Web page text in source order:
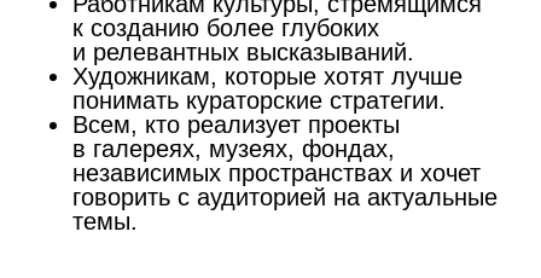
к созданию более глубоких
и релевантных высказываний.
Художникам, которые хотят лучше
понимать кураторские стратегии.
Всем, кто реализует проекты
в галереях, музеях, фондах,
независимых пространствах и хочет
говорить с аудиторией на актуальные
темы.